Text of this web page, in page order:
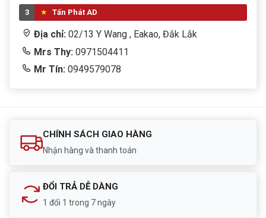
3 Tấn Phát AD
Địa chỉ: 02/13 Y Wang , Eakao, Đắk Lắk
Mrs Thy: 0971504411
Mr Tín: 0949579078
CHÍNH SÁCH GIAO HÀNG
Nhận hàng và thanh toán
ĐỔI TRẢ DỄ DÀNG
1 đổi 1 trong 7 ngày